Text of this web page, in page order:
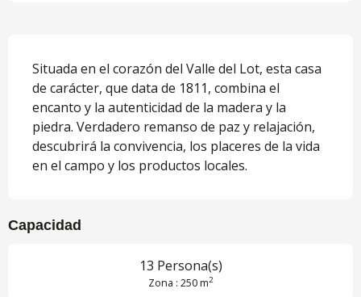
Situada en el corazón del Valle del Lot, esta casa
de carácter, que data de 1811, combina el
encanto y la autenticidad de la madera y la
piedra. Verdadero remanso de paz y relajación,
descubrirá la convivencia, los placeres de la vida
en el campo y los productos locales.
Capacidad
13 Persona(s)
Zona : 250 m2